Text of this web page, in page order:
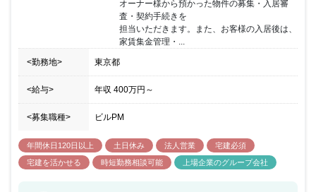
オーナー様から預かった物件の募集・入居審
査・契約手続きを
担当いただきます。また、お客様の入居後は、
家賃集金管理・...
<勤務地> 東京都
<給与> 年収 400万円 ～
<募集職種> ビルPM
年間休日120日以上 土日休み 法人営業
宅建必須
宅建を活かせる
時短勤務相談可能 上場企業のグループ会社